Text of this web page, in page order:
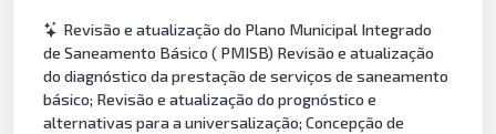
Revisão e atualização do Plano Municipal Integrado
de Saneamento Básico ( PMISB) Revisão e atualização
do diagnóstico da prestação de serviços de saneamento
básico; Revisão e atualização do prognóstico e
alternativas para a universalização; Concepção de